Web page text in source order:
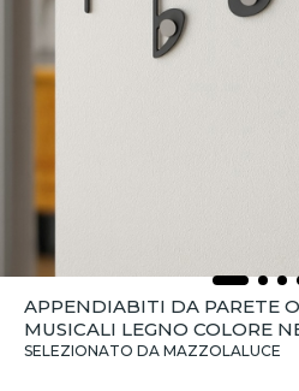
APPENDIABITI DA PARETE
MUSICALI LEGNO COLORE
SELEZIONATO DA MAZZOLALUCE